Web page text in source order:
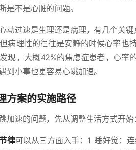
是不是心脏的问题。
动过速是生理还是病理，有几个关
病理性的往往是安静的时候心率也
现，大概42%的焦虑症患者，心率
到小事也更容易心跳加速。
方案的实施路径
加速的问题，先从调整生活方式开始：
律可以从三方面入手：1. 睡好觉：